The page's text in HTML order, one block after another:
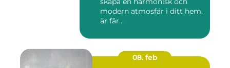
modern atmosfär i ditt hem,
är fär...
08. feb